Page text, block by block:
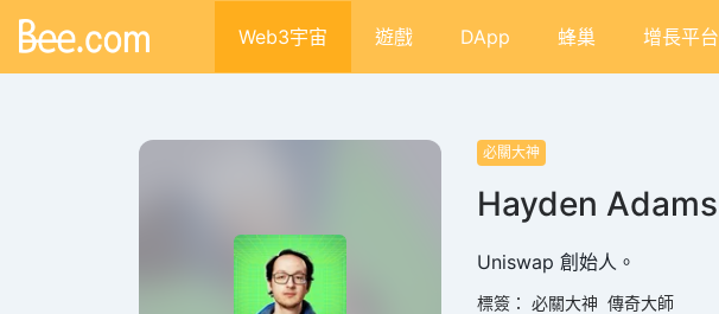
Web3宇宙 遊戲 DApp 蜂巢 增長平台
必關大神
Hayden Adams
Uniswap 創始人。
標簽： 必關大神 傳奇大師